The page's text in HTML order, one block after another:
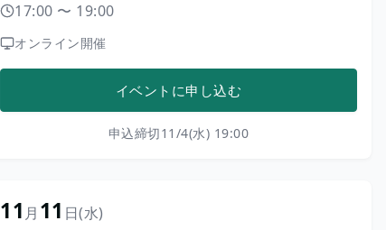
17:00 〜 19:00
オンライン開催
イベントに申し込む
申込締切11/4(水) 19:00
11 月 11 日(水)